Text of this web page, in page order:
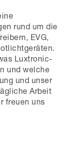
rund um die
EVG,
Luxtronic-
und welche
und unser
Arbeit
freuen uns